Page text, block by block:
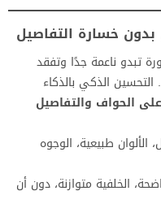
خسارة التفاصيل
تبدو ناعمة جدًا وتفقد
الذكي بالذكاء
الحواف والتفاصيل
طبيعية، الوجوه
الخلفية متوازنة، دون أن